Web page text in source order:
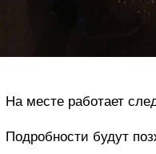
На месте работает
Подробности будут